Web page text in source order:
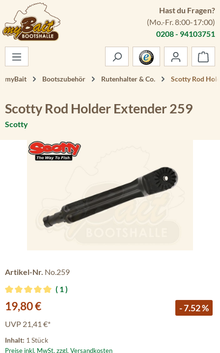
Zum Hauptinhalt springen
Hast du Fragen?
(Mo.-Fr. 8:00-17:00)
0208 - 94103751
myBait Bootszubehör Rutenhalter & Co. Scotty Rod
Scotty Rod Holder Extender 259
Scotty
Bildergalerie überspringen
Artikel-Nr. No.259
Durchschnittliche Bewertung von 5 von 5 Sternen
1
Verkaufspreis:
19,80 € - 7.52 %
UVP 21,41 €*
Inhalt: 1 Stück
Preise inkl. MwSt. zzgl. Versandkosten